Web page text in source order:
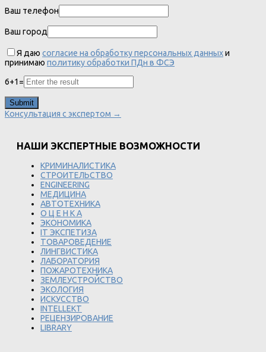
Ваш телефон
Ваш город
Я даю согласие на обработку персональных данныхи
принимаю политику обработки ПДн в ФСЭ
6+1 =
Консультация с экспертом →
НАШИ ЭКСПЕРТНЫЕ ВОЗМОЖНОСТИ
КРИМИНАЛИСТИКА
СТРОИТЕЛЬСТВО
ENGINEERING
МЕДИЦИНА
АВТОТЕХНИКА
О Ц Е Н К А
ЭКОНОМИКА
IT ЭКСПЕТИЗА
ТОВАРОВЕДЕНИЕ
ЛИНГВИСТИКА
ЛАБОРАТОРИЯ
ПОЖАРОТЕХНИКА
ЗЕМЛЕУСТРОЙСТВО
ЭКОЛОГИЯ
ИСКУССТВО
INTELLEKT
РЕЦЕНЗИРОВАНИЕ
LIBRARY